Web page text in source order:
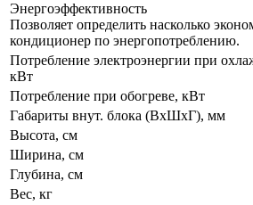
Энергоэффективность
Позволяет определить насколько
кондиционер по энергопотреблению.
Потребление электроэнергии при
кВт
Потребление при обогреве, кВт
Габариты внут. блока (ВхШхГ), мм
Высота, см
Ширина, см
Глубина, см
Вес, кг